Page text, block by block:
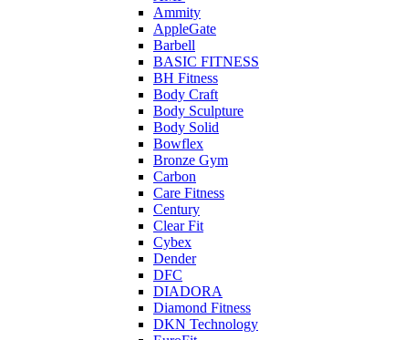
Ammity
AppleGate
Barbell
BASIC FITNESS
BH Fitness
Body Craft
Body Sculpture
Body Solid
Bowflex
Bronze Gym
Carbon
Care Fitness
Century
Clear Fit
Cybex
Dender
DFC
DIADORA
Diamond Fitness
DKN Technology